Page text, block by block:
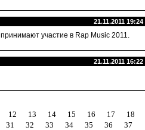
21.11.2011 19:24
участие в Rap Music 2011.
21.11.2011 16:22
12 13 14 15 16 17
18
31 32 33 34 35 36
37